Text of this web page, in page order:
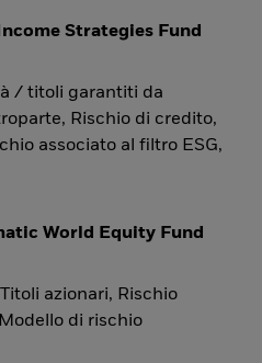
Strategies Fund
/ titoli garantiti da
Rischio di credito,
associato al filtro ESG,
World Equity Fund
azionari, Rischio
di rischio